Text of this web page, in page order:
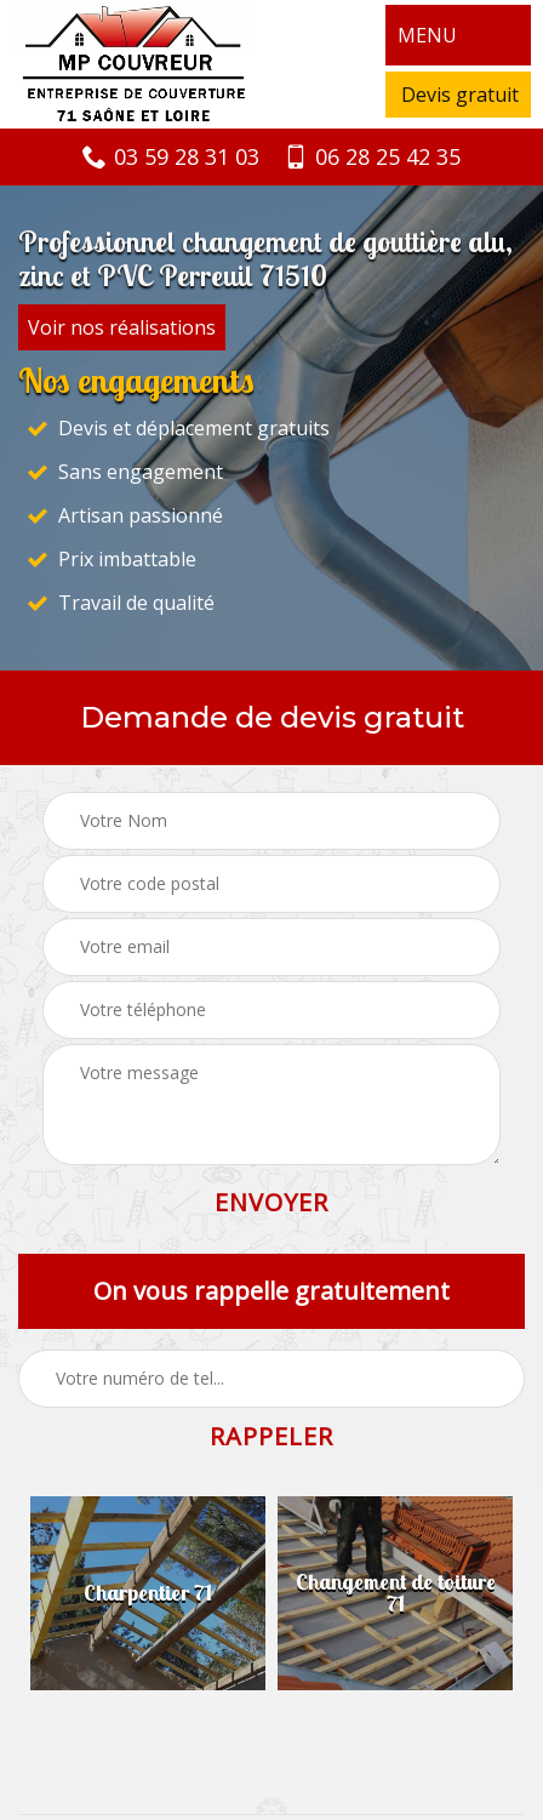
MENU
Devis gratuit
03 59 28 31 03 06 28 25 42 35
Professionnel changement de gouttière alu,
zinc et PVC Perreuil 71510
Voir nos réalisations
Nos engagements
Devis et déplacement gratuits
Sans engagement
Artisan passionné
Prix imbattable
Travail de qualité
Demande de devis gratuit
On vous rappelle gratuitement
Charpentier 71 Changement de toiture
71